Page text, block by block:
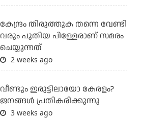
കേന്ദ്രം തിരുത്തുക തന്നെ വേണ്ടി
വരും പുതിയ പിള്ളേരാണ് സമരം
ചെയ്യുന്നത്
2 weeks ago
വീണ്ടും ഇരുട്ടിലായോ കേരളം?
ജനങ്ങൾ പ്രതികരിക്കുന്നു
3 weeks ago